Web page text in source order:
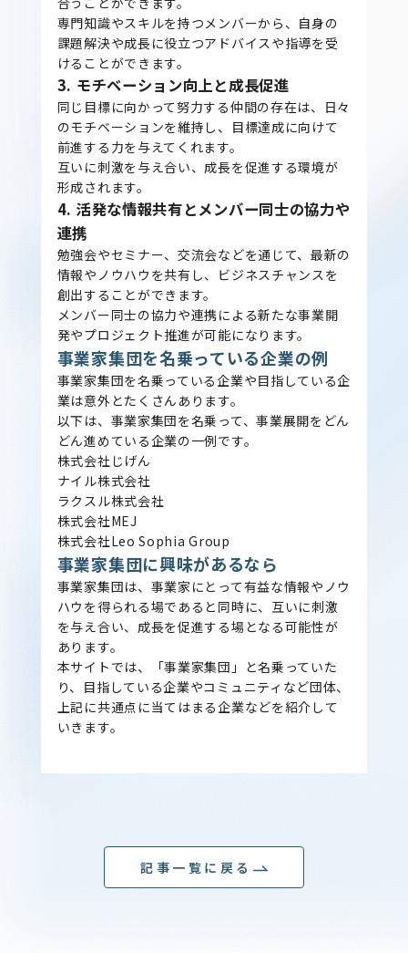
専門知識やスキルを持つメンバーから、自身の
課題解決や成長に役立つアドバイスや指導を受
けることができます。
3. モチベーション向上と成長促進
同じ目標に向かって努力する仲間の存在は、日々
のモチベーションを維持し、目標達成に向けて
前進する力を与えてくれます。
互いに刺激を与え合い、成長を促進する環境が
形成されます。
4. 活発な情報共有とメンバー同士の協力や
連携
勉強会やセミナー、交流会などを通じて、最新の
情報やノウハウを共有し、ビジネスチャンスを
創出することができます。
メンバー同士の協力や連携による新たな事業開
発やプロジェクト推進が可能になります。
事業家集団を名乗っている企業の例
事業家集団を名乗っている企業や目指している企
業は意外とたくさんあります。
以下は、事業家集団を名乗って、事業展開をどん
どん進めている企業の一例です。
株式会社じげん
ナイル株式会社
ラクスル株式会社
株式会社MEJ
株式会社Leo Sophia Group
事業家集団に興味があるなら
事業家集団は、事業家にとって有益な情報やノウ
ハウを得られる場であると同時に、互いに刺激
を与え合い、成長を促進する場となる可能性が
あります。
本サイトでは、「事業家集団」と名乗っていた
り、目指している企業やコミュニティなど団体、
上記に共通点に当てはまる企業などを紹介して
いきます。
記事一覧に戻る